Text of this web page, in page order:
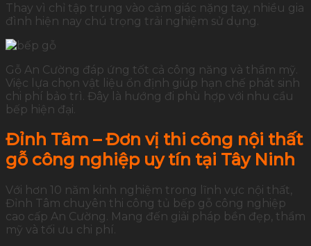
Thay vì chỉ tập trung vào cảm giác nặng tay, nhiều gia
đình hiện nay chú trọng trải nghiệm sử dụng.
Gỗ An Cường đáp ứng tốt cả công năng và thẩm mỹ.
Việc lựa chọn vật liệu ổn định giúp hạn chế phát sinh
chi phí bảo trì. Đây là hướng đi phù hợp với nhu cầu
bếp hiện đại.
Đỉnh Tâm – Đơn vị thi công nội thất
gỗ công nghiệp uy tín tại Tây Ninh
Với hơn 10 năm kinh nghiệm trong lĩnh vực nội thất,
Đỉnh Tâm chuyên thi công tủ bếp gỗ công nghiệp
cao cấp An Cường. Mang đến giải pháp bền đẹp, thẩm
mỹ và tối ưu chi phí.